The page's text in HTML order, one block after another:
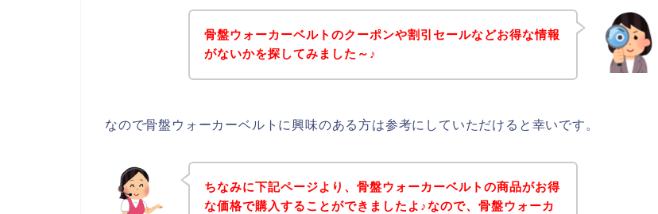
骨盤ウォーカーベルトのクーポンや割引セールなどお得な情報
がないかを探してみました～♪
なので骨盤ウォーカーベルトに興味のある方は参考にしていただけると幸いです。
ちなみに下記ページより、骨盤ウォーカーベルトの商品がお得
な価格で購入することができましたよ♪なので、骨盤ウォーカ